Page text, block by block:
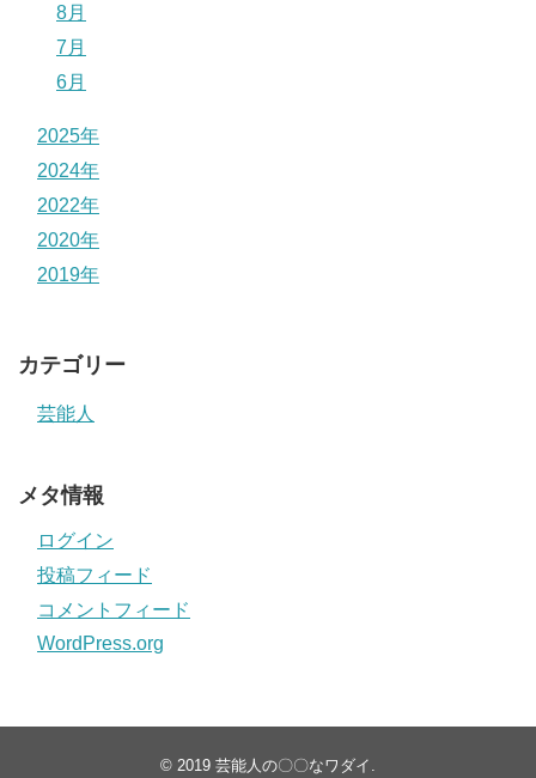
8月
7月
6月
2025年
2024年
2022年
2020年
2019年
カテゴリー
芸能人
メタ情報
ログイン
投稿フィード
コメントフィード
WordPress.org
© 2019 芸能人の〇〇なワダイ